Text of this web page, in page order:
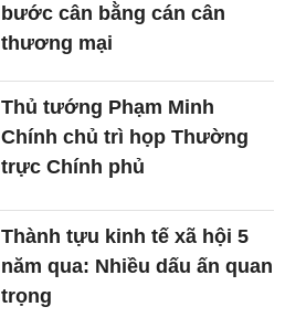
bước cân bằng cán cân
thương mại
Thủ tướng Phạm Minh
Chính chủ trì họp Thường
trực Chính phủ
Thành tựu kinh tế xã hội 5
năm qua: Nhiều dấu ấn quan
trọng